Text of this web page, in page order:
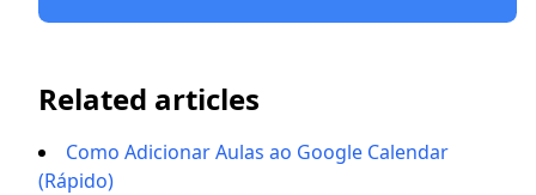
Related articles
Como Adicionar Aulas ao Google Calendar
(Rápido)